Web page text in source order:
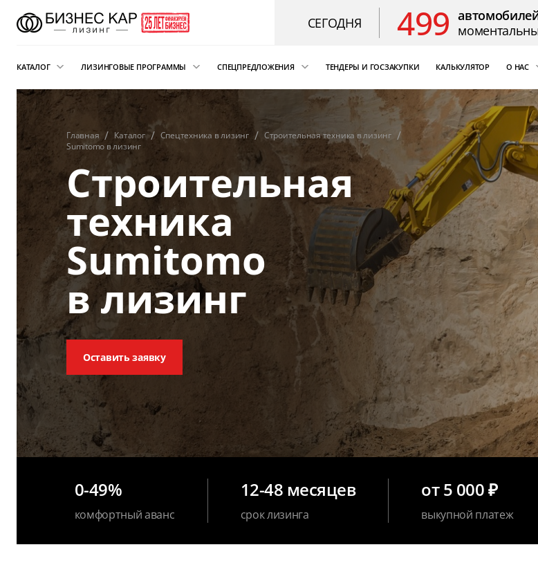
СЕГОДНЯ 499
КАТАЛОГ
Новые автомобили
Автомобили с пробегом
Легковые автомобили
Складская техника
и погрузчики
Грузовые автомобили
Спецтехника
Коммерческий транспорт
Автобусы
ЛИЗИНГОВЫЕ ПРОГРАММЫ
Финансовый лизинг
Операционная аренда
Лизинг для ИП
Подписка на автомобиль
Возвратный лизинг
Трейд-ин автомобиля в лизинг
СПЕЦПРЕДЛОЖЕНИЯ
Аварийная помощь
электрокарам от Цезарь
Сателлит
ТЕНДЕРЫ И ГОСЗАКУПКИ КАЛЬКУЛЯТОР О НАС
Главная Каталог Спецтехника в лизинг
Строительная техника в лизинг
Sumitomo в лизинг
Строительная
техника
Sumitomo
в лизинг
Оставить заявку
0-49%
комфортный аванс
12-48 месяцев
срок лизинга
от 5 000 ₽
выкупной платеж